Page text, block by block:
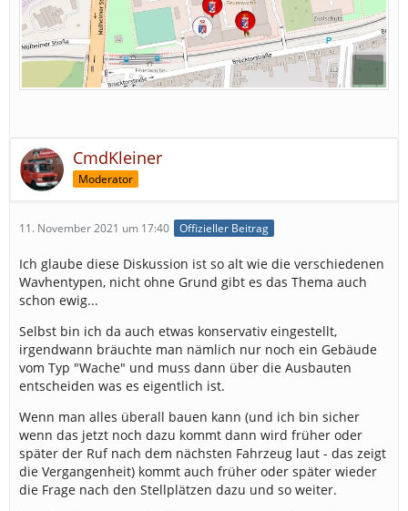
CmdKleiner
Moderator
11. November 2021 um 17:40 Offizieller Beitrag
Ich glaube diese Diskussion ist so alt wie die verschiedenen
Wavhentypen, nicht ohne Grund gibt es das Thema auch
schon ewig...
Selbst bin ich da auch etwas konservativ eingestellt,
irgendwann bräuchte man nämlich nur noch ein Gebäude
vom Typ "Wache" und muss dann über die Ausbauten
entscheiden was es eigentlich ist.
Wenn man alles überall bauen kann (und ich bin sicher
wenn das jetzt noch dazu kommt dann wird früher oder
später der Ruf nach dem nächsten Fahrzeug laut - das zeigt
die Vergangenheit) kommt auch früher oder später wieder
die Frage nach den Stellplätzen dazu und so weiter.